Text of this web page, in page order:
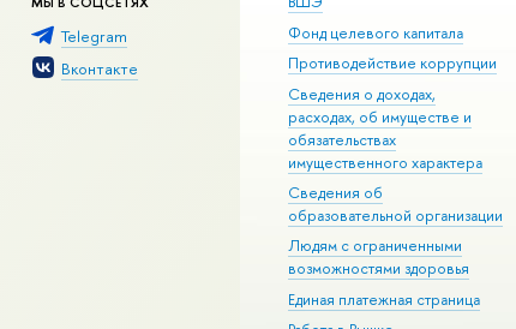
Telegram
Вконтакте
Фонд целевого капитала
Противодействие коррупции
Сведения о доходах,
расходах, об имуществе и
обязательствах
имущественного характера
Сведения об
образовательной организации
Людям с ограниченными
возможностями здоровья
Единая платежная страница